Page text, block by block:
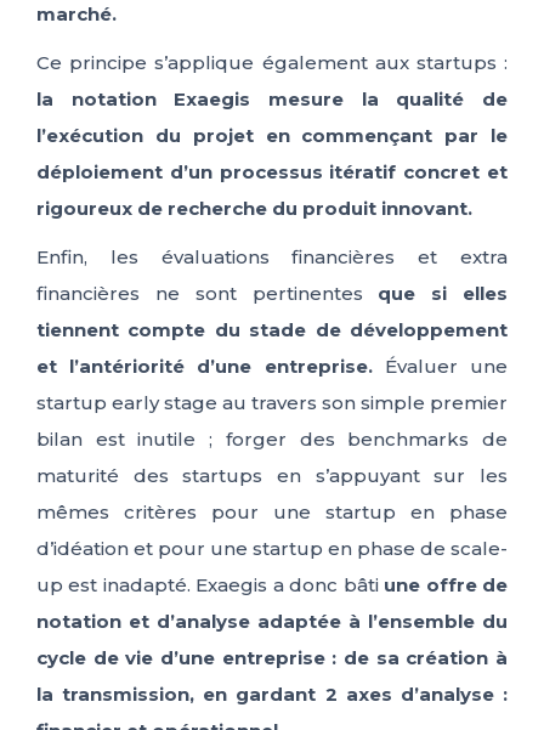
marché.
Ce principe s’applique également aux startups :
la notation Exaegis mesure la qualité de
l’exécution du projet en commençant par le
déploiement d’un processus itératif concret et
rigoureux de recherche du produit innovant.
Enfin, les évaluations financières et extra
financières ne sont pertinentes que si elles
tiennent compte du stade de développement
et l’antériorité d’une entreprise.Évaluer une
startup early stage au travers son simple premier
bilan est inutile ; forger des benchmarks de
maturité des startups en s’appuyant sur les
mêmes critères pour une startup en phase
d’idéation et pour une startup en phase de scale-
up est inadapté. Exaegis a donc bâti une offre de
notation et d’analyse adaptée à l’ensemble du
cycle de vie d’une entreprise : de sa création à
la transmission, en gardant 2 axes d’analyse :